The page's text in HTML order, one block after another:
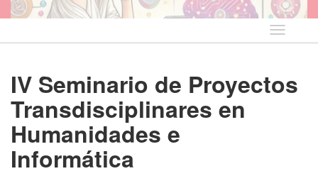
Idioma
IV Seminario de Proyectos
Transdisciplinares en
Humanidades e
Informática